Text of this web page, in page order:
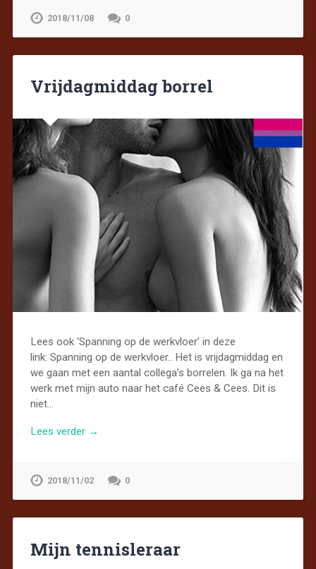
2018/11/08 0
Vrijdagmiddag borrel
Lees ook ‘Spanning op de werkvloer’ in deze
link: Spanning op de werkvloer.. Het is vrijdagmiddag en
we gaan met een aantal collega’s borrelen. Ik ga na het
werk met mijn auto naar het café Cees & Cees. Dit is
niet…
Lees verder →
2018/11/02 0
Mijn tennisleraar